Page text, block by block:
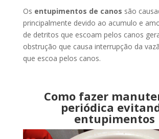
Os entupimentos de canos são
principalmente devido ao acumulo e
de detritos que escoam pelos canos
obstrução que causa interrupção da
que escoa pelos canos.
Como fazer
periódica
entupimentos